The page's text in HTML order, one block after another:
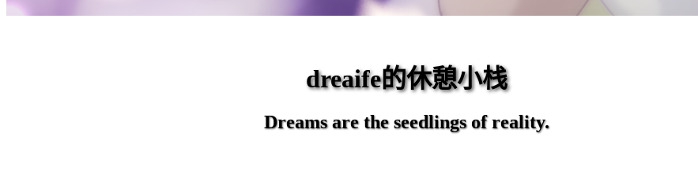
dreaife的休憩小栈
Dreams are the seedlings of reality.